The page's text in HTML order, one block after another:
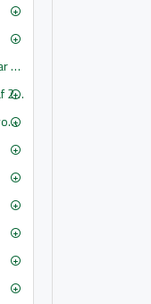
Knoflook/Sjalotten/Uien (leverbaar vanaf 1 februari)
Pootaardappelen, Leverbaar vanaf 2 maart
Chrysantenstekken (momenteel voorradig 2026) alleen afhalen, online niet te bestellen